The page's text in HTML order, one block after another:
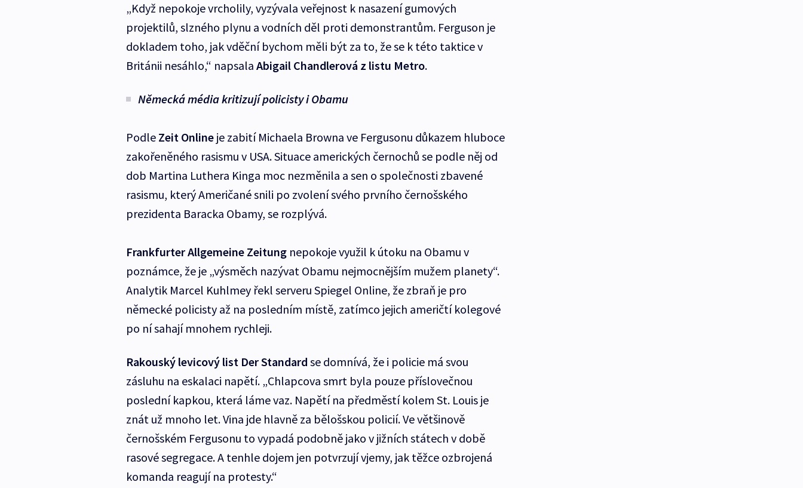
„Když nepokoje vrcholily, vyzývala veřejnost k nasazení gumových
projektilů, slzného plynu a vodních děl proti demonstrantům. Ferguson je
dokladem toho, jak vděční bychom měli být za to, že se k této taktice v
Británii nesáhlo,“ napsala Abigail Chandlerová z listu Metro.
Německá média kritizují policisty i Obamu
Podle Zeit Onlineje zabití Michaela Browna ve Fergusonu důkazem hluboce
zakořeněného rasismu v USA. Situace amerických černochů se podle něj od
dob Martina Luthera Kinga moc nezměnila a sen o společnosti zbavené
rasismu, který Američané snili po zvolení svého prvního černošského
prezidenta Baracka Obamy, se rozplývá.
Frankfurter Allgemeine Zeitungnepokoje využil k útoku na Obamu v
poznámce, že je „výsměch nazývat Obamu nejmocnějším mužem planety“.
Analytik Marcel Kuhlmey řekl serveru Spiegel Online, že zbraň je pro
německé policisty až na posledním místě, zatímco jejich američtí kolegové
po ní sahají mnohem rychleji.
Rakouský levicový list Der Standard se domnívá, že i policie má svou
zásluhu na eskalaci napětí. „Chlapcova smrt byla pouze příslovečnou
poslední kapkou, která láme vaz. Napětí na předměstí kolem St. Louis je
znát už mnoho let. Vina jde hlavně za bělošskou policií. Ve většinově
černošském Fergusonu to vypadá podobně jako v jižních státech v době
rasové segregace. A tenhle dojem jen potvrzují vjemy, jak těžce ozbrojená
komanda reagují na protesty.“